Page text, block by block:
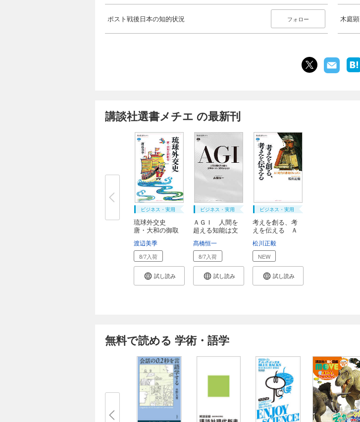
ポスト戦後日本の知的状況 フォロー 木庭顕
講談社選書メチエ の最新刊
ビジネス・実用
琉球外交史
唐・大和の御取
渡辺美季
8/7入荷
試し読み
ビジネス・実用
ＡＧＩ 人間を
超える知能は文
髙橋恒一
8/7入荷
試し読み
ビジネス・実用
考えを創る、考
えを伝える Ａ
松川正毅
NEW
試し読み
無料で読める 学術・語学